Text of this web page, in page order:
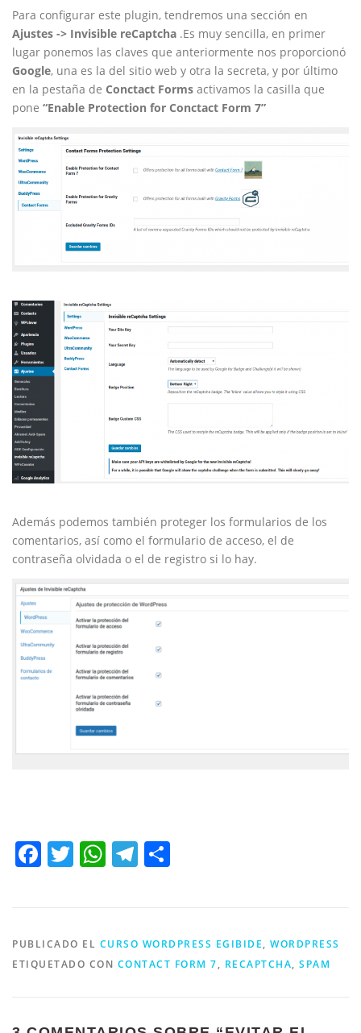
Para configurar este plugin, tendremos una sección en
Ajustes -> Invisible reCaptcha .Es muy sencilla, en primer
lugar ponemos las claves que anteriormente nos proporcionó
Google, una es la del sitio web y otra la secreta, y por último
en la pestaña de Conctact Forms activamos la casilla que
pone “Enable Protection for Conctact Form 7”
Además podemos también proteger los formularios de los
comentarios, así como el formulario de acceso, el de
contraseña olvidada o el de registro si lo hay.
Facebook
Twitter
WhatsApp
Telegram
PUBLICADO EL CURSO WORDPRESS EGIBIDE, WORDPRESS
ETIQUETADO CON CONTACT FORM 7, RECAPTCHA, SPAM